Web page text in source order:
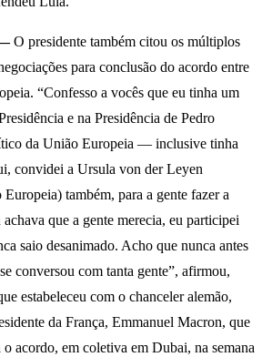
O presidente também citou os múltiplos
para conclusão do acordo entre
“Confesso a vocês que eu tinha um
e na Presidência de Pedro
da União Europeia — inclusive tinha
convidei a Ursula von der Leyen
também, para a gente fazer a
que a gente merecia, eu participei
saio desanimado. Acho que nunca antes
conversou com tanta gente”, afirmou,
estabeleceu com o chanceler alemão,
da França, Emmanuel Macron, que
acordo, em coletiva em Dubai, na semana